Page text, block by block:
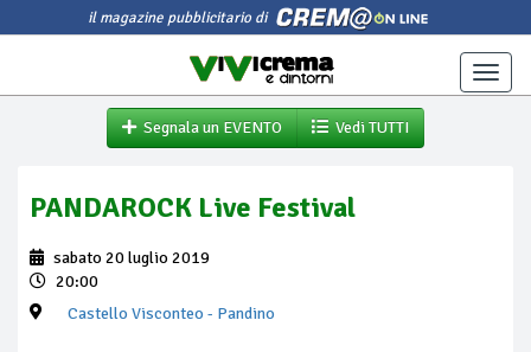
il magazine pubblicitario di
Toggle
Segnala un EVENTO
Vedi TUTTI
PANDAROCK Live Festival
sabato 20 luglio 2019
20:00
Castello Visconteo - Pandino